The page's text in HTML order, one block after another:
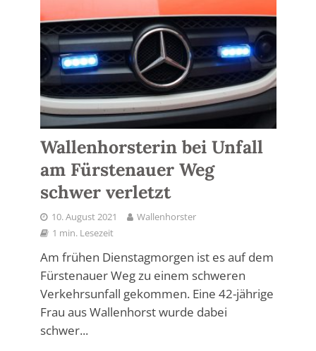
Wallenhorsterin bei Unfall
am Fürstenauer Weg
schwer verletzt
10. August 2021
Wallenhorster
1 min. Lesezeit
Am frühen Dienstagmorgen ist es auf dem
Fürstenauer Weg zu einem schweren
Verkehrsunfall gekommen. Eine 42-jährige
Frau aus Wallenhorst wurde dabei
schwer...